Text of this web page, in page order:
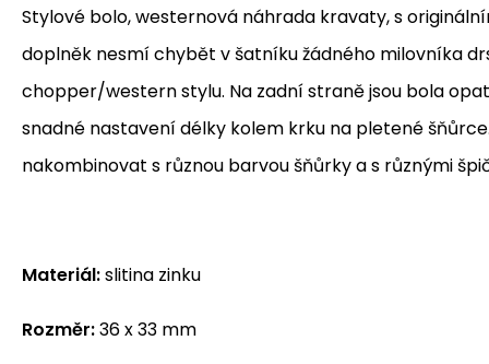
Stylové bolo, westernová náhrada kravaty, s
doplněk nesmí chybět v šatníku žádného milovníka
chopper/western stylu. Na zadní straně jsou bola
snadné nastavení délky kolem krku na pletené
nakombinovat s různou barvou šňůrky a s různými
Materiál:slitina zinku
Rozměr:36 x 33 mm